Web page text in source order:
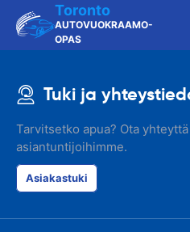
Toronto
AUTOVUOKRAAMO-
OPAS
Tuki ja
Tarvitsetko apua? Ota
asiantuntijoihimme.
Asiakastuki